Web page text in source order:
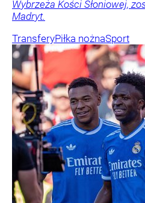
Wybrzeża Kości Słoniowej,
Madryt.
TransferyPiłka nożnaSport